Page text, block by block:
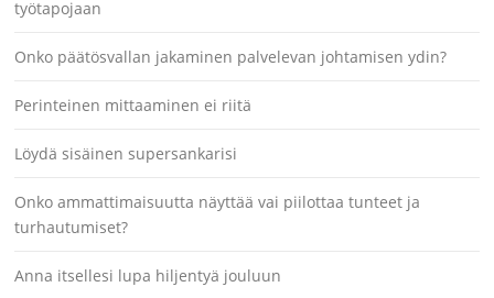
työtapojaan
Onko päätösvallan jakaminen palvelevan johtamisen ydin?
Perinteinen mittaaminen ei riitä
Löydä sisäinen supersankarisi
Onko ammattimaisuutta näyttää vai piilottaa tunteet ja
turhautumiset?
Anna itsellesi lupa hiljentyä jouluun